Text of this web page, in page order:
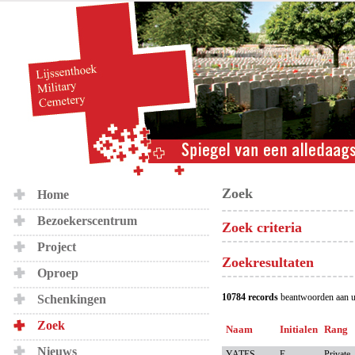
Home
Bezoekerscentrum
Project
Oproep
Schenkingen
Zoek
Nieuws
Zoek
Zoek criteria
Zoekresultaten
10784 records beantwoorden aan
Naam Initialen Rang